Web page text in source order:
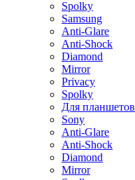
Spolky
Samsung
Anti-Glare
Anti-Shock
Diamond
Mirror
Privacy
Spolky
Для планшетов
Sony
Anti-Glare
Anti-Shock
Diamond
Mirror